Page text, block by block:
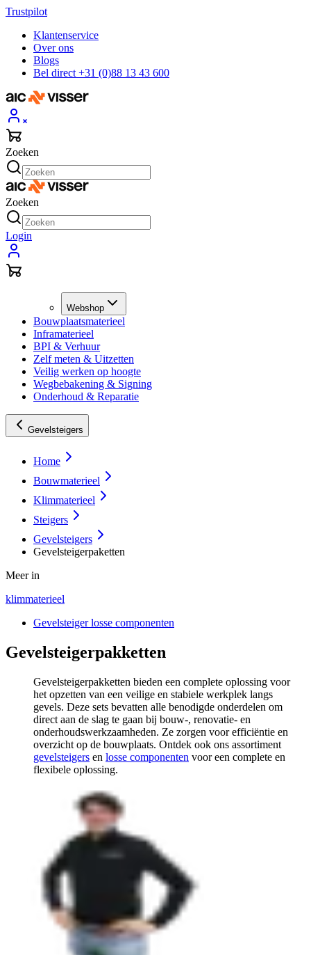
Trustpilot
Klantenservice
Over ons
Blogs
Bel direct +31 (0)88 13 43 600
Zoeken
Zoeken
Login
Webshop
Bouwplaatsmaterieel
Inframaterieel
BPI & Verhuur
Zelf meten & Uitzetten
Veilig werken op hoogte
Wegbebakening & Signing
Onderhoud & Reparatie
Gevelsteigers
Home
Bouwmaterieel
Klimmaterieel
Steigers
Gevelsteigers
Gevelsteigerpaketten
Meer in
klimmaterieel
Gevelsteiger losse componenten
Gevelsteigerpakketten
Gevelsteigerpakketten bieden een complete oplossing voor
het opzetten van een veilige en stabiele werkplek langs
gevels. Deze sets bevatten alle benodigde onderdelen om
direct aan de slag te gaan bij bouw-, renovatie- en
onderhoudswerkzaamheden. Ze zorgen voor efficiëntie en
overzicht op de bouwplaats. Ontdek ook ons assortiment
gevelsteigers en losse componenten voor een complete en
flexibele oplossing.